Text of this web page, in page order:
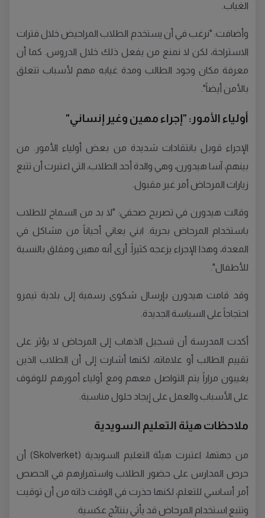
الغياب.
وأضافت: "نرغب في أن يستخدم الطلاب المراحيض خلال فترات
الاستراحة، لكن لا نمنع من يفعل ذلك خلال الدروس. كما أن
معرفة مكان وجود الطالب ومدة غيابه مهم لأسباب تتعلق
بالأمن أيضاً".
أولياء الأمور: "إجراء مهين وغير إنساني"
الإجراء قوبل بانتقادات شديدة من بعض أولياء الأمور. من
بينهم، آسا هيدورن، وهي والدة أحد الطلاب، التي اعتبرت أن تتبع
زيارات المرحاض أمر غير مقبول.
وقالت هيدورن في تصريح صحفي: "لا بد من السماح للطلاب
باستخدام المرحاض بحرية. ابني يعاني أحياناً من مشاكل في
المعدة، وهذا الإجراء يزعجه كثيراً. أرى أنه مهين ومقلق بالنسبة
للأطفال".
وقد قامت هيدورن بإرسال شكوى رسمية إلى بلدية تيمرو
احتجاجاً على السياسة الجديدة.
أكدت المدرسة أن تسجيل الذهاب إلى المرحاض لا يؤثر على
تقييم الطالب أو علاماته، لكنها أشارت إلى أن الطلاب الذين
يغيبون مراراً يتم التواصل معهم ومع أولياء أمورهم للوقوف
على الأسباب والعمل على إيجاد حلول مناسبة.
ملاحظات هيئة التعليم السويدية
من جهتها، اعتبرت هيئة التعليم السويدية (Skolverket) أن
حرص المدارس على حضور الطلاب واستمرارهم في الحصص
أمر أساسي للتعلم، لكنها حذرت في الوقت ذاته من أن توقيت
وتتبع استخدام المرحاض قد يأتي بنتائج عكسية.